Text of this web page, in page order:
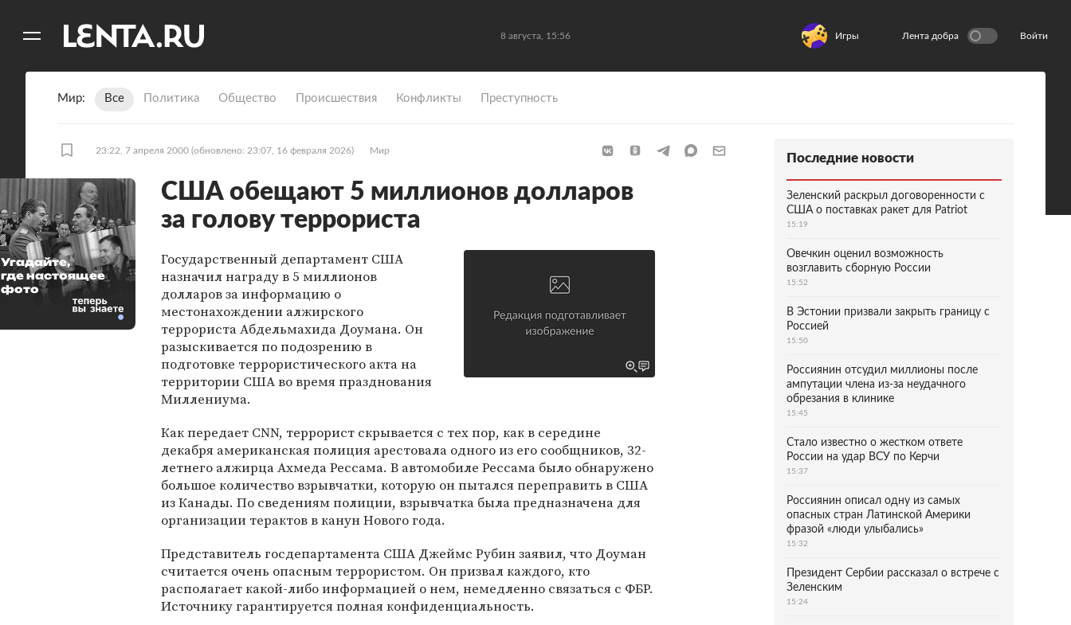
8 августа, 15:56 Игры Лента добра Войти
Мир Все Политика Общество Происшествия Конфликты Преступность
23:22, 7 апреля 2000 (обновлено: 23:07, 16 февраля 2026) Мир
США обещают 5 миллионов долларов
за голову террориста
Государственный департамент США
назначил награду в 5 миллионов
долларов за информацию о
местонахождении алжирского
террориста Абдельмахида Доумана. Он
разыскивается по подозрению в
подготовке террористического акта на
территории США во время празднования
Миллениума.
Как передает CNN, террорист скрывается с тех пор, как в середине
декабря американская полиция арестовала одного из его сообщников, 32-
летнего алжирца Ахмеда Рессама. В автомобиле Рессама было обнаружено
большое количество взрывчатки, которую он пытался переправить в США
из Канады. По сведениям полиции, взрывчатка была предназначена для
организации терактов в канун Нового года.
Представитель госдепартамента США Джеймс Рубин заявил, что Доуман
считается очень опасным террористом. Он призвал каждого, кто
располагает какой-либо информацией о нем, немедленно связаться с ФБР.
Источнику гарантируется полная конфиденциальность.
Угадайте,
где настоящее
фото
Последние новости
Зеленский раскрыл договоренности с
США о поставках ракет для Patriot
15:19
Овечкин оценил возможность
возглавить сборную России
15:52
В Эстонии призвали закрыть границу с
Россией
15:50
Россиянин отсудил миллионы после
ампутации члена из-за неудачного
обрезания в клинике
15:45
Стало известно о жестком ответе
России на удар ВСУ по Керчи
15:37
Россиянин описал одну из самых
опасных стран Латинской Америки
фразой «люди улыбались»
15:32
Президент Сербии рассказал о встрече с
Зеленским
15:24